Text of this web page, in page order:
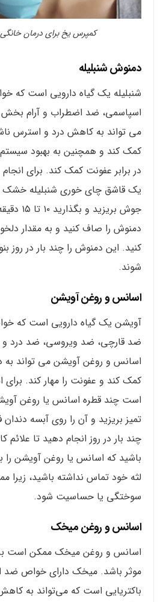
کمپرس یخ برای درمان
دمنوش شنبلیله
شنبلیله یک گیاه دارویی است که
اسپاسمی، ضد اضطراب و آرام بخش
می تواند به کاهش درد و استرس
کمک کند و همچنین به بهبود
در برابر عفونت کمک کند. برای
یک قاشق چای خوری شنبلیله خشک
جوش
دمنوش را صاف کنید و به مقدار
کنید. این دمنوش را چند بار در روز
شوند.
اسانس و روغن آویشن
آویشن یک گیاه دارویی است که
ضد قارچی، ضد ویروسی، ضد درد و
اسانس و روغن آویشن می تواند به
کمک کند و عفونت را مهار کند. برای
است چند قطره اسانس یا روغن
تمیز بریزید و آن را روی آبسه دندان
چند بار در روز انجام دهید تا
باشید که اسانس یا روغن آویشن را
لثه خود تماس نداشته باشید،
سوختگی یا حساسیت شود.
اسانس و روغن میخک
اسانس و روغن میخک ممکن است
موثر باشد. میخک دارای خواص ضد
باکتریایی است که می‌تواند به